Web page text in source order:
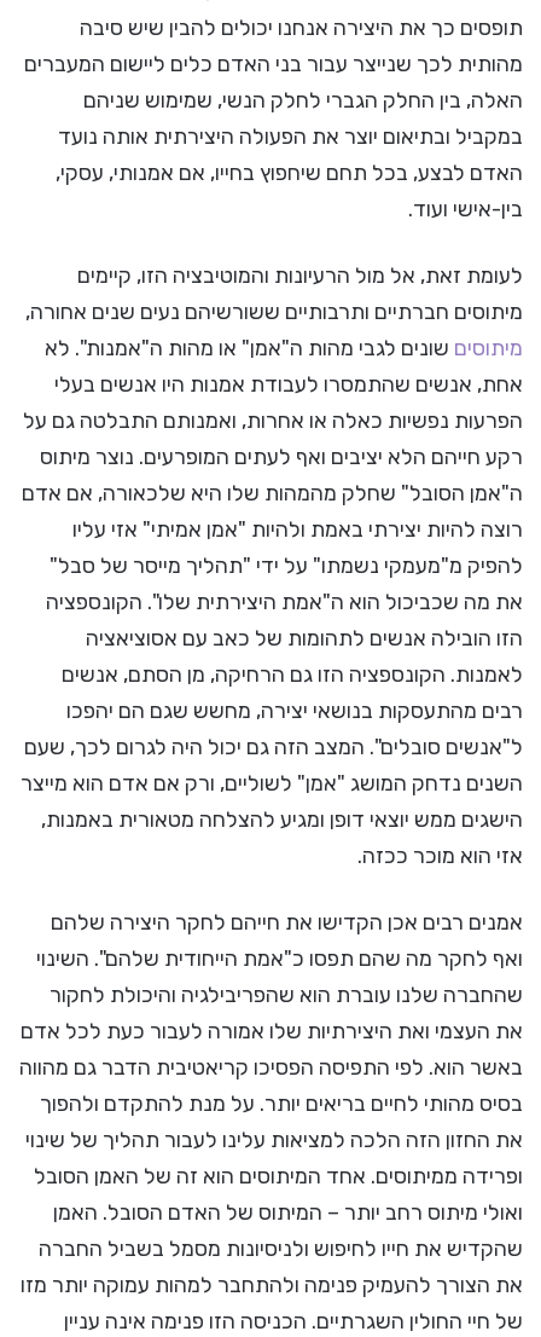
תופסים כך את היצירה אנחנו יכולים להבין שיש סיבה
מהותית לכך שנייצר עבור בני האדם כלים ליישום המעברים
האלה, בין החלק הגברי לחלק הנשי, שמימוש שניהם
במקביל ובתיאום יוצר את הפעולה היצירתית אותה נועד
האדם לבצע, בכל תחם שיחפוץ בחייו, אם אמנותי, עסקי,
בין-אישי ועוד.
לעומת זאת, אל מול הרעיונות והמוטיבציה הזו, קיימים
מיתוסים חברתיים ותרבותיים ששורשיהם נעים שנים אחורה,
מיתוסים שונים לגבי מהות ה"אמן" או מהות ה"אמנות". לא
אחת, אנשים שהתמסרו לעבודת אמנות היו אנשים בעלי
הפרעות נפשיות כאלה או אחרות, ואמנותם התבלטה גם על
רקע חייהם הלא יציבים ואף לעתים המופרעים. נוצר מיתוס
ה"אמן הסובל" שחלק מהמהות שלו היא שלכאורה, אם אדם
רוצה להיות יצירתי באמת ולהיות "אמן אמיתי" אזי עליו
להפיק מ"מעמקי נשמתו" על ידי "תהליך מייסר של סבל"
את מה שכביכול הוא ה"אמת היצירתית שלו". הקונספציה
הזו הובילה אנשים לתהומות של כאב עם אסוציאציה
לאמנות. הקונספציה הזו גם הרחיקה, מן הסתם, אנשים
רבים מהתעסקות בנושאי יצירה, מחשש שגם הם יהפכו
ל"אנשים סובלים". המצב הזה גם יכול היה לגרום לכך, שעם
השנים נדחק המושג "אמן" לשוליים, ורק אם אדם הוא מייצר
הישגים ממש יוצאי דופן ומגיע להצלחה מטאורית באמנות,
אזי הוא מוכר ככזה.
אמנים רבים אכן הקדישו את חייהם לחקר היצירה שלהם
ואף לחקר מה שהם תפסו כ"אמת הייחודית שלהם". השינוי
שהחברה שלנו עוברת הוא שהפריבילגיה והיכולת לחקור
את העצמי ואת היצירתיות שלו אמורה לעבור כעת לכל אדם
באשר הוא. לפי התפיסה הפסיכו קריאטיבית הדבר גם מהווה
בסיס מהותי לחיים בריאים יותר. על מנת להתקדם ולהפוך
את החזון הזה הלכה למציאות עלינו לעבור תהליך של שינוי
ופרידה ממיתוסים. אחד המיתוסים הוא זה של האמן הסובל
ואולי מיתוס רחב יותר – המיתוס של האדם הסובל. האמן
שהקדיש את חייו לחיפוש ולניסיונות מסמל בשביל החברה
את הצורך להעמיק פנימה ולהתחבר למהות עמוקה יותר מזו
של חיי החולין השגרתיים. הכניסה הזו פנימה אינה עניין